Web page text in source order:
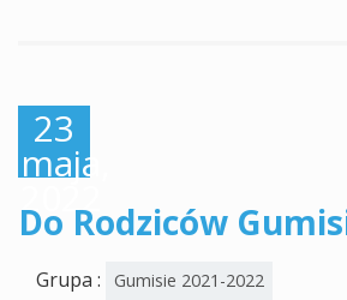
23
maja,
2022
Do Rodziców
Grupa : Gumisie 2021-2022